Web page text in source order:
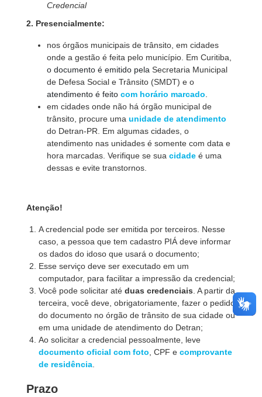
Credencial
2. Presencialmente:
nos órgãos municipais de trânsito, em cidades
onde a gestão é feita pelo município. Em Curitiba,
o documento é emitido pela Secretaria Municipal
de Defesa Social e Trânsito (SMDT) e o
atendimento é feito com horário marcado
em cidades onde não há órgão municipal de
trânsito, procure uma unidade de atendimento
do Detran-PR. Em algumas cidades, o
atendimento nas unidades é somente com data e
hora marcadas. Verifique se sua cidade é uma
dessas e evite transtornos.
Atenção!
A credencial pode ser emitida por terceiros. Nesse
caso, a pessoa que tem cadastro PIÁ deve informar
os dados do idoso que usará o documento;
Esse serviço deve ser executado em um
computador, para facilitar a impressão da credencial;
Você pode solicitar atéduas credenciais . A partir da
terceira, você deve, obrigatoriamente, fazer o pedido
do documento no órgão de trânsito de sua cidade ou
em uma unidade de atendimento do Detran;
Ao solicitar a credencial pessoalmente, leve
documento oficial com foto , CPF ecomprovante
de residência
Prazo